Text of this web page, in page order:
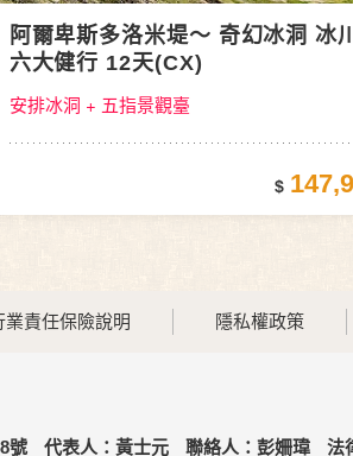
阿爾卑斯多洛米堤～ 奇幻冰洞 冰
六大健行 12天(CX)
安排冰洞 + 五指景觀臺
業責任保險說明 隱私權政策
號 代表人：黃士元 聯絡人：彭姍瑋 法